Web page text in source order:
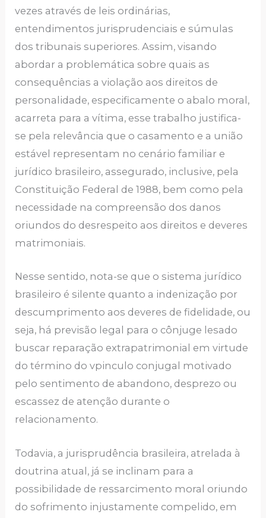
vezes através de leis ordinárias,
entendimentos jurisprudenciais e súmulas
dos tribunais superiores. Assim, visando
abordar a problemática sobre quais as
consequências a violação aos direitos de
personalidade, especificamente o abalo moral,
acarreta para a vítima, esse trabalho justifica-
se pela relevância que o casamento e a união
estável representam no cenário familiar e
jurídico brasileiro, assegurado, inclusive, pela
Constituição Federal de 1988, bem como pela
necessidade na compreensão dos danos
oriundos do desrespeito aos direitos e deveres
matrimoniais.
Nesse sentido, nota-se que o sistema jurídico
brasileiro é silente quanto a indenização por
descumprimento aos deveres de fidelidade, ou
seja, há previsão legal para o cônjuge lesado
buscar reparação extrapatrimonial em virtude
do término do vpinculo conjugal motivado
pelo sentimento de abandono, desprezo ou
escassez de atenção durante o
relacionamento.
Todavia, a jurisprudência brasileira, atrelada à
doutrina atual, já se inclinam para a
possibilidade de ressarcimento moral oriundo
do sofrimento injustamente compelido, em